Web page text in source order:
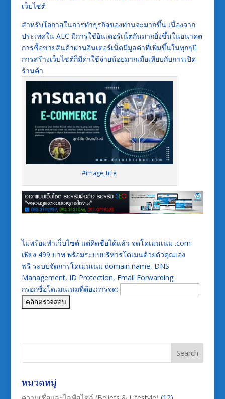
เว็บไซต์
สำหรับโอกาสในการทำธุรกิจของท่านจะมากขึ้น เนื่องจาก
ประเทศใน AEC มีการใช้อินเตอร์เน็ตกันมากยิ่งขึ้นในอนาคต
การซื้อขายสินค้าผ่านอินเตอร์เน็ตมีมูลค่าที่เพิ่มขึ้นในทุกๆปี
การสร้างเว็บไซต์ก็มีค่าใช้จ่ายน้อยมากเมื่อเทียบกับการเปิด
ร้านค้า
#image_title
ไม่พร้อมทำเว็บไซต์ แต่คิดชื่อได้แล้ว จดโดเมนเนม .com
เพียง 499 บาท พร้อมระบบบริหารโดเมนด้วยตัวคุณเอง
ฟรี ระบบจัดการโดเมนเนม domain name, DNS
Management, ID Protection, Email Forwarding
กรอกชื่อโดเมนเนมที่ต้องการจด:
หมวดหมู่